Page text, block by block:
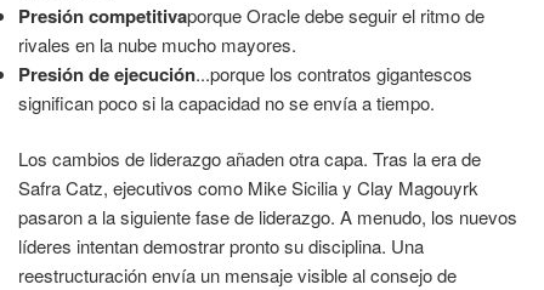
Presión competitivaporque Oracle debe seguir el ritmo de
rivales en la nube mucho mayores.
Presión de ejecución...porque los contratos gigantescos
significan poco si la capacidad no se envía a tiempo.
Los cambios de liderazgo añaden otra capa. Tras la era de
Safra Catz, ejecutivos como Mike Sicilia y Clay Magouyrk
pasaron a la siguiente fase de liderazgo. A menudo, los nuevos
líderes intentan demostrar pronto su disciplina. Una
reestructuración envía un mensaje visible al consejo de